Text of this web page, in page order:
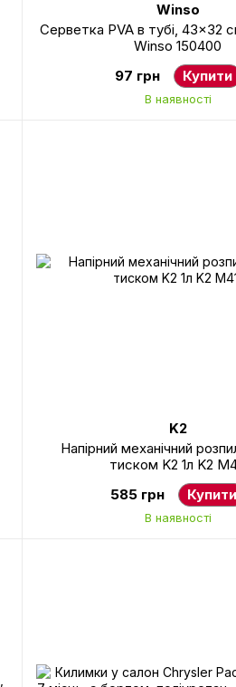
Winso
Серветка PVA в тубі, 43x32
Winso 150400
97 грн
Купити
В наявності
K2
Напірний механічний
тиском K2 1л K2
585 грн
Купити
В наявності